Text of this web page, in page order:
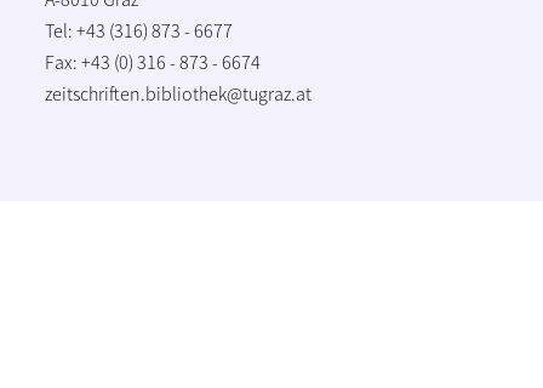
Tel: +43 (316) 873 - 6677
Fax: +43 (0) 316 - 873 - 6674
zeitschriften.bibliothek@tugraz.at